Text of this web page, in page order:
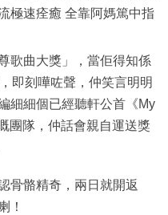
極速痊癒 全靠阿媽篤中指
歌曲大獎」，當佢得知係
即刻嘩咗聲，仲笑言明明
細細個已經聽軒公首《My
團隊，仲話會親自運送獎
骨骼精奇，兩日就開返
！